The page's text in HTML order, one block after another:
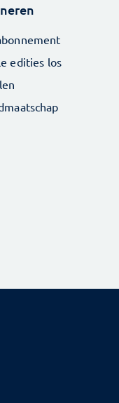
edities los